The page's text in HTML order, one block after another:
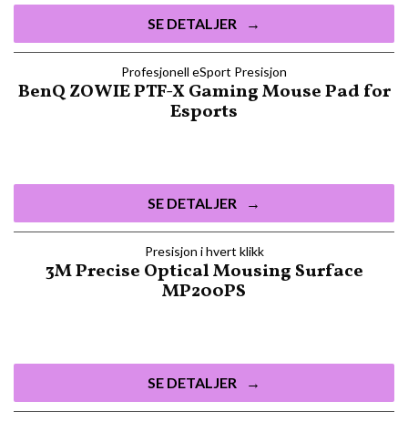
SE DETALJER
Profesjonell eSport Presisjon
BenQ ZOWIE PTF-X Gaming Mouse Pad for
Esports
SE DETALJER
Presisjon i hvert klikk
3M Precise Optical Mousing Surface
MP200PS
SE DETALJER